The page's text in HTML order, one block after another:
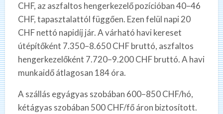
CHF, az aszfaltos hengerkezelő pozícióban 40–46
CHF, tapasztalattól függően. Ezen felül napi 20
CHF nettó napidíj jár. A várható havi kereset
útépítőként 7.350–8.650 CHF bruttó, aszfaltos
hengerkezelőként 7.720–9.200 CHF bruttó. A havi
munkaidő átlagosan 184 óra.
A szállás egyágyas szobában 600–850 CHF/hó,
kétágyas szobában 500 CHF/fő áron biztosított.